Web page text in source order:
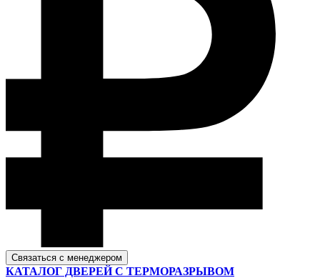
Связаться с менеджером
КАТАЛОГ ДВЕРЕЙ С ТЕРМОРАЗРЫВОМ